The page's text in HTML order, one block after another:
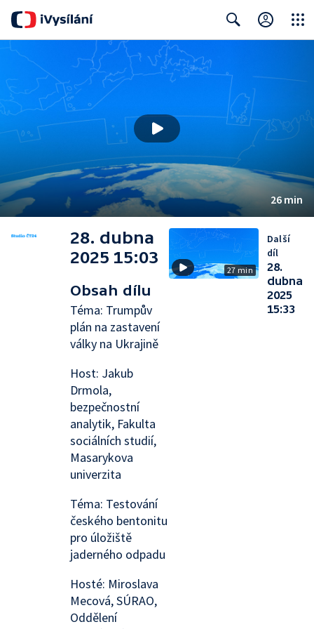
26 min
28. dubna
2025 15:03
Obsah dílu
Téma: Trumpův
plán na zastavení
války na Ukrajině
Host: Jakub
Drmola,
bezpečnostní
analytik, Fakulta
sociálních studií,
Masarykova
univerzita
Téma: Testování
českého bentonitu
pro úložiště
jaderného odpadu
Hosté: Miroslava
Mecová, SÚRAO,
Oddělení
27 min
Další
díl
28.
dubna
2025
15:33